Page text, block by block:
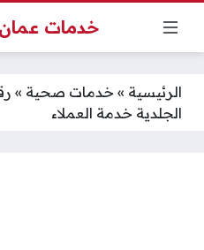
خدمات عمان
الرئيسية » خدمات صحية »
الجلدية خدمة العملاء